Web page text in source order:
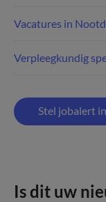
Vacatures in
Verpleegkundig
Stel jobalert in
Is dit uw